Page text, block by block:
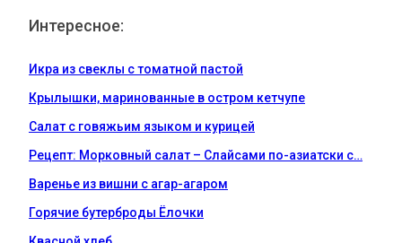
Интересное:
Икра из свеклы с томатной пастой
Крылышки, маринованные в остром кетчупе
Салат с говяжьим языком и курицей
Рецепт: Морковный салат – Слайсами по-азиатски с…
Варенье из вишни с агар-агаром
Горячие бутерброды Ёлочки